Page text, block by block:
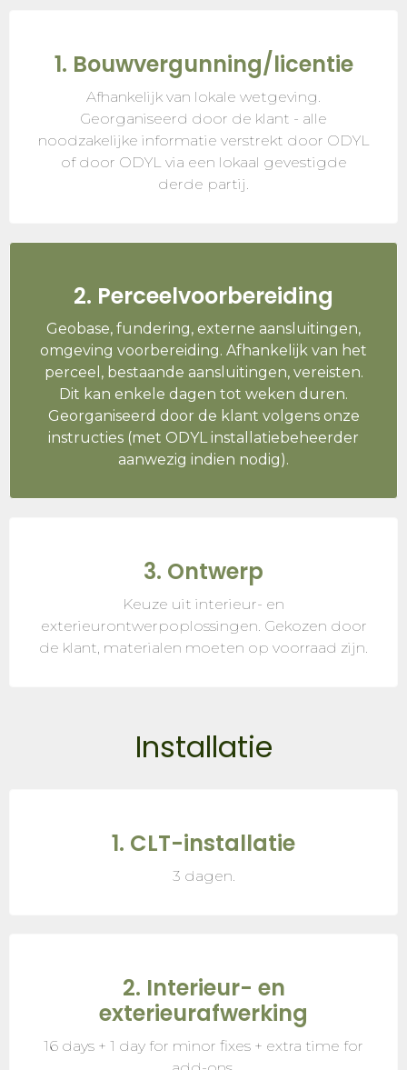
1. Bouwvergunning/licentie
Afhankelijk van lokale wetgeving.
Georganiseerd door de klant - alle
noodzakelijke informatie verstrekt door ODYL
of door ODYL via een lokaal gevestigde
derde partij.
2. Perceelvoorbereiding
Geobase, fundering, externe aansluitingen,
omgeving voorbereiding. Afhankelijk van het
perceel, bestaande aansluitingen, vereisten.
Dit kan enkele dagen tot weken duren.
Georganiseerd door de klant volgens onze
instructies (met ODYL installatiebeheerder
aanwezig indien nodig).
3. Ontwerp
Keuze uit interieur- en
exterieurontwerpoplossingen. Gekozen door
de klant, materialen moeten op voorraad zijn.
Installatie
1. CLT-installatie
3 dagen.
2. Interieur- en
exterieurafwerking
16 days + 1 day for minor fixes + extra time for